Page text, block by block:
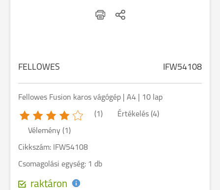
FELLOWES IFW54108
Fellowes Fusion karos vágógép | A4 | 10 lap
(1) Értékelés (4)
Vélemény (1 )
Cikkszám: IFW54108
Csomagolási egység: 1 db
raktáron